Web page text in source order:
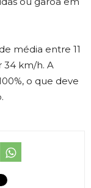
média entre 11
34 km/h. A
o que deve